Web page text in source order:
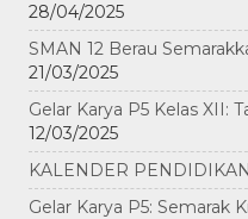
28/04/2025
SMAN 12 Berau
21/03/2025
Gelar Karya P5 Kelas XII:
12/03/2025
KALENDER
Gelar Karya P5: Semarak